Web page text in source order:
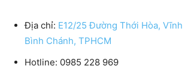
Địa chỉ: E12/25 Đường Thới Hòa, Vĩnh
Bình Chánh, TPHCM
Hotline: 0985 228 969